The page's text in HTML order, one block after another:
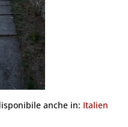
anche in: Italien